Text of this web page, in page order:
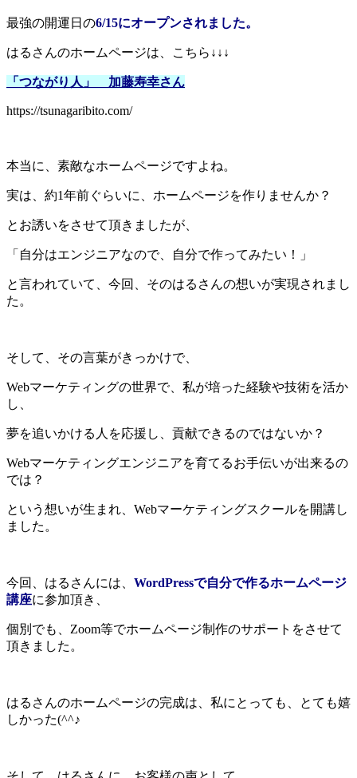
最強の開運日の6/15にオープンされました。
はるさんのホームページは、こちら↓↓↓
「つながり人」 加藤寿幸さん
https://tsunagaribito.com/
本当に、素敵なホームページですよね。
実は、約1年前ぐらいに、ホームページを作りませんか？
とお誘いをさせて頂きましたが、
「自分はエンジニアなので、自分で作ってみたい！」
と言われていて、今回、そのはるさんの想いが実現されまし
た。
そして、その言葉がきっかけで、
Webマーケティングの世界で、私が培った経験や技術を活か
し、
夢を追いかける人を応援し、貢献できるのではないか？
Webマーケティングエンジニアを育てるお手伝いが出来るの
では？
という想いが生まれ、Webマーケティングスクールを開講し
ました。
今回、はるさんには、 WordPressで自分で作るホームページ
講座に参加頂き、
個別でも、Zoom等でホームページ制作のサポートをさせて
頂きました。
はるさんのホームページの完成は、私にとっても、とても嬉
しかった(^^♪